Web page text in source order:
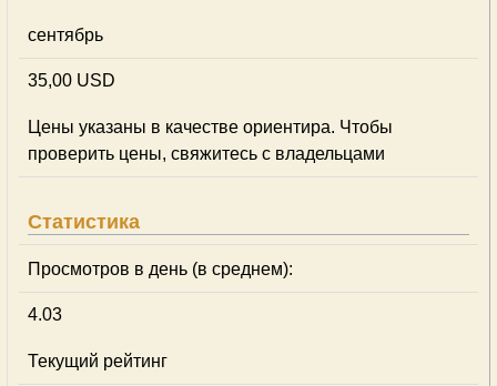
сентябрь
35,00 USD
Цены указаны в качестве ориентира. Чтобы
проверить цены, свяжитесь с владельцами
Статистика
Просмотров в день (в среднем):
4.03
Текущий рейтинг